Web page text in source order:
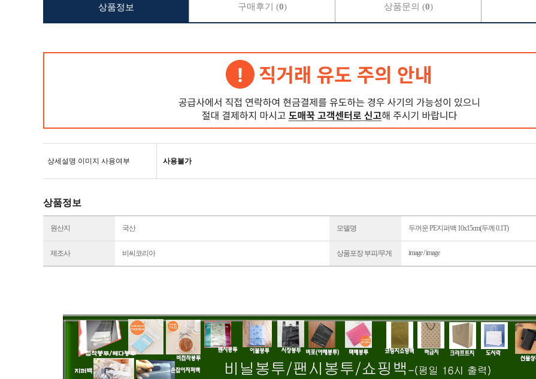
상세설명 이미지 사용여부 사용불가
상품정보
원산지 국산 모델명 두꺼운 PE지퍼백 10x15cm(두께 0.1T)
제조사 비씨코리아 상품포장 부피/무게 image / image
상품정보 구매후기 (0) 상품문의 (0)